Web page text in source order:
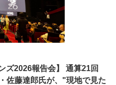
ズ2026報告会】 通算21回
佐藤達郎氏が、"現地で見た